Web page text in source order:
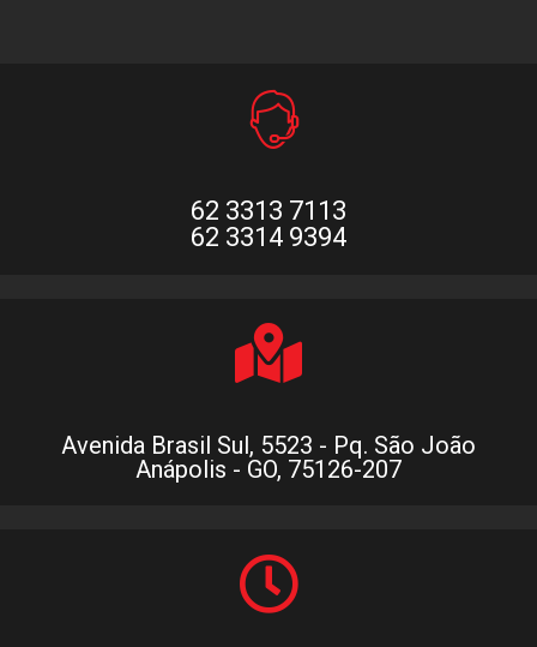
62 3313 7113
62 3314 9394
Avenida Brasil Sul, 5523 - Pq. São João
Anápolis - GO, 75126-207